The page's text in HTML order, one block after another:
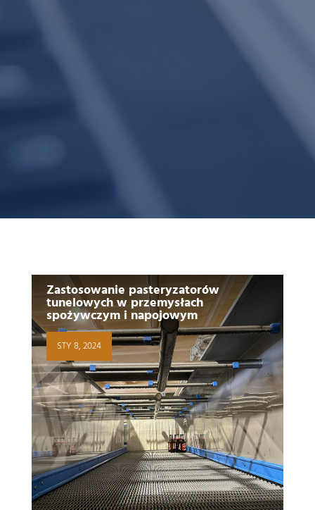
Zastosowanie pasteryzatorów
tunelowych w przemysłach
spożywczym i napojowym
STY 8, 2024